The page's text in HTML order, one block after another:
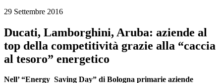
29 Settembre 2016
Ducati, Lamborghini, Aruba: aziende al
top della competitività grazie alla “caccia
al tesoro” energetico
Nell’ “Energy Saving Day” di Bologna primarie aziende